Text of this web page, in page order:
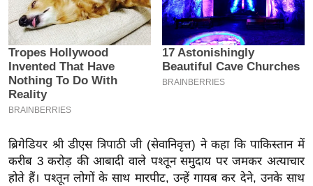
-
पे
प
र
मि
सा
बे
मि
ब्रिगेडियर श्री डीएस त्रिपाठी जी (सेवानिवृत्त) ने कहा कि पाकिस्तान में
करीब 3 करोड़ की आबादी वाले पश्तून समुदाय पर जमकर अत्याचार
होते हैं। पश्तून लोगों के साथ मारपीट, उन्हें गायब कर देने, उनके साथ